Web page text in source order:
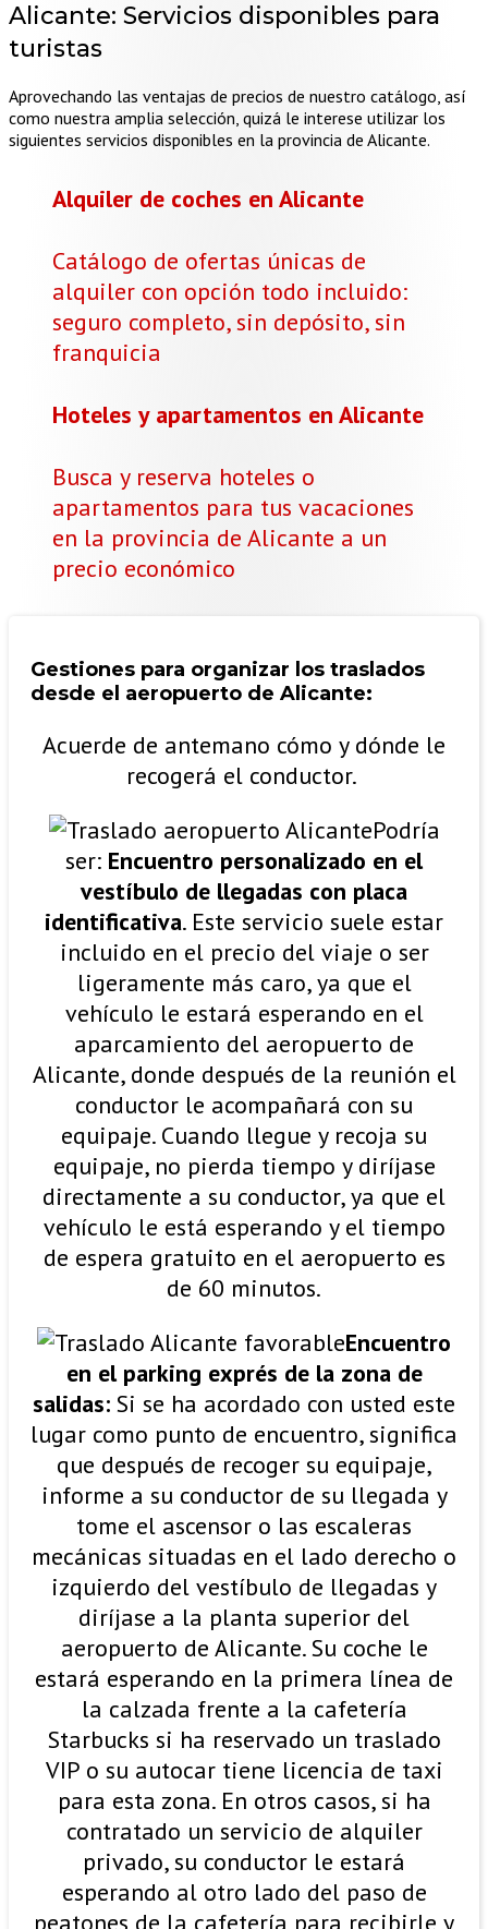
Alicante: Servicios disponibles para
turistas
Aprovechando las ventajas de precios de nuestro catálogo, así
como nuestra amplia selección, quizá le interese utilizar los
siguientes servicios disponibles en la provincia de Alicante.
Alquiler de coches en Alicante
Catálogo de ofertas únicas de
alquiler con opción todo incluido:
seguro completo, sin depósito, sin
franquicia
Hoteles y apartamentos en Alicante
Busca y reserva hoteles o
apartamentos para tus vacaciones
en la provincia de Alicante a un
precio económico
Gestiones para organizar los traslados
desde el aeropuerto de Alicante:
Acuerde de antemano cómo y dónde le
recogerá el conductor.
Podría
ser: Encuentro personalizado en el
vestíbulo de llegadas con placa
identificativa. Este servicio suele estar
incluido en el precio del viaje o ser
ligeramente más caro, ya que el
vehículo le estará esperando en el
aparcamiento del aeropuerto de
Alicante, donde después de la reunión el
conductor le acompañará con su
equipaje. Cuando llegue y recoja su
equipaje, no pierda tiempo y diríjase
directamente a su conductor, ya que el
vehículo le está esperando y el tiempo
de espera gratuito en el aeropuerto es
de 60 minutos.
Encuentro
en el parking exprés de la zona de
salidas: Si se ha acordado con usted este
lugar como punto de encuentro, significa
que después de recoger su equipaje,
informe a su conductor de su llegada y
tome el ascensor o las escaleras
mecánicas situadas en el lado derecho o
izquierdo del vestíbulo de llegadas y
diríjase a la planta superior del
aeropuerto de Alicante. Su coche le
estará esperando en la primera línea de
la calzada frente a la cafetería
Starbucks si ha reservado un traslado
VIP o su autocar tiene licencia de taxi
para esta zona. En otros casos, si ha
contratado un servicio de alquiler
privado, su conductor le estará
esperando al otro lado del paso de